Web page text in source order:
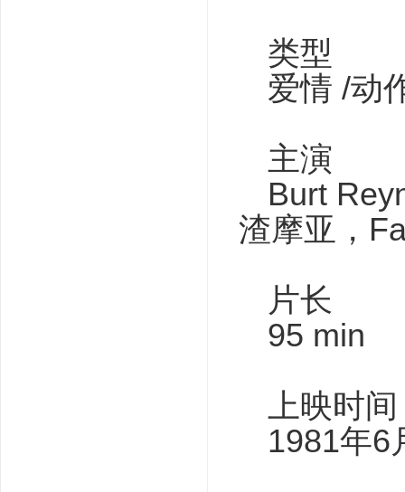
类型
爱情 /动
主演
Burt
渣摩亚，
片长
95 min
上映时间
1981年6